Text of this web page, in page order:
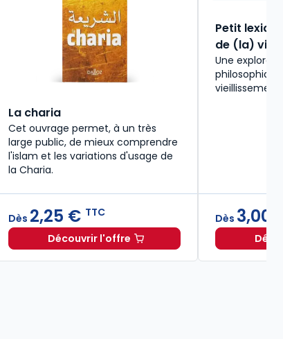
Dès 36,00 €TTC Les figures du juge à travers les créations artistiques à partir de Dès 33,00 €
La charia
Cet ouvrage permet, à un très
large public, de mieux comprendre
l'islam et les variations d'usage de
la Charia.
Dès 2,25 € TTC
Découvrir l'offreLa charia à partir de Dès TTC
Petit
de (la) vie
Une
Dès 3,00